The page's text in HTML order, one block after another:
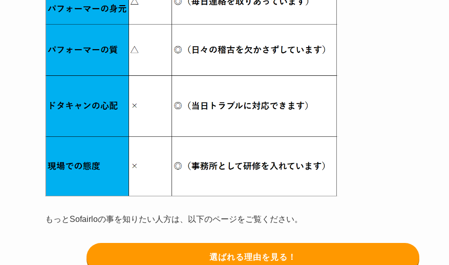
もっとSofairloの事を知りたい人方は、以下のページをご覧ください。
選ばれる理由を見る！